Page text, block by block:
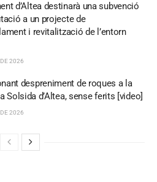
d’Altea destinarà una subvenció
a un projecte de
i revitalització de l’entorn
2026
despreniment de roques a la
Solsida d’Altea, sense ferits [video]
2026